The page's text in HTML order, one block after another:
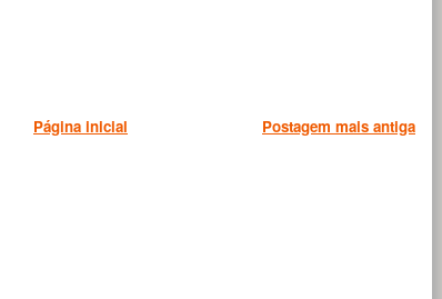
Postagem mais antiga
Página inicial